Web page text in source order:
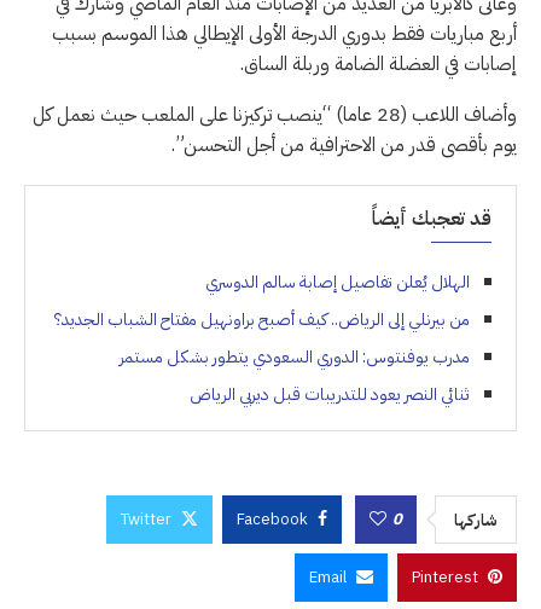
أربع مباريات فقط بدوري الدرجة الأولى الإيطالي هذا الموسم بسبب
إصابات في العضلة الضامة وربلة الساق.
وأضاف اللاعب (28 عاما) “ينصب تركيزنا على الملعب حيث نعمل كل
يوم بأقصى قدر من الاحترافية من أجل التحسن”.
قد تعجبك أيضاً
الهلال يُعلن تفاصيل إصابة سالم الدوسري
من بيرنلي إلى الرياض.. كيف أصبح براونهيل مفتاح الشباب الجديد؟
مدرب يوفنتوس: الدوري السعودي يتطور بشكل مستمر
ثنائي النصر يعود للتدريبات قبل ديربي الرياض
شاركها 0
Facebook
Twitter
Pinterest
Email